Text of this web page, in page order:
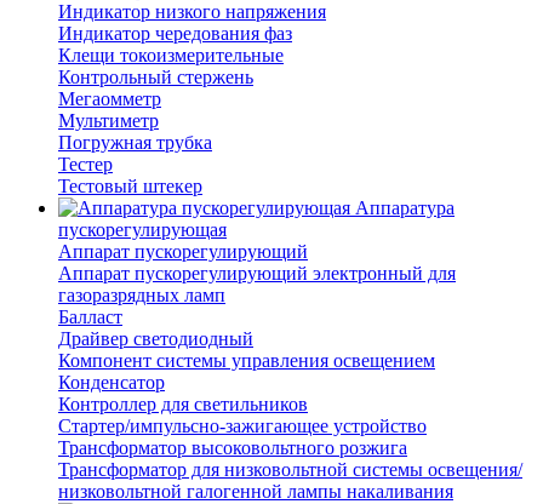
Индикатор низкого напряжения
Индикатор чередования фаз
Клещи токоизмерительные
Контрольный стержень
Мегаомметр
Мультиметр
Погружная трубка
Тестер
Тестовый штекер
Аппаратура
пускорегулирующая
Аппарат пускорегулирующий
Аппарат пускорегулирующий электронный для
газоразрядных ламп
Балласт
Драйвер светодиодный
Компонент системы управления освещением
Конденсатор
Контроллер для светильников
Стартер/импульсно-зажигающее устройство
Трансформатор высоковольтного розжига
Трансформатор для низковольтной системы освещения/
низковольтной галогенной лампы накаливания